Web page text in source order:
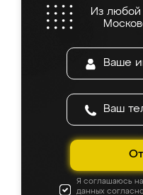
Из любой
Я соглашаюсь
данных